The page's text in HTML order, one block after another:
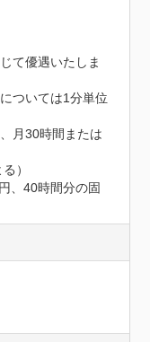
て優遇いたしま
ついては1分単位
月30時間または
）
、40時間分の固